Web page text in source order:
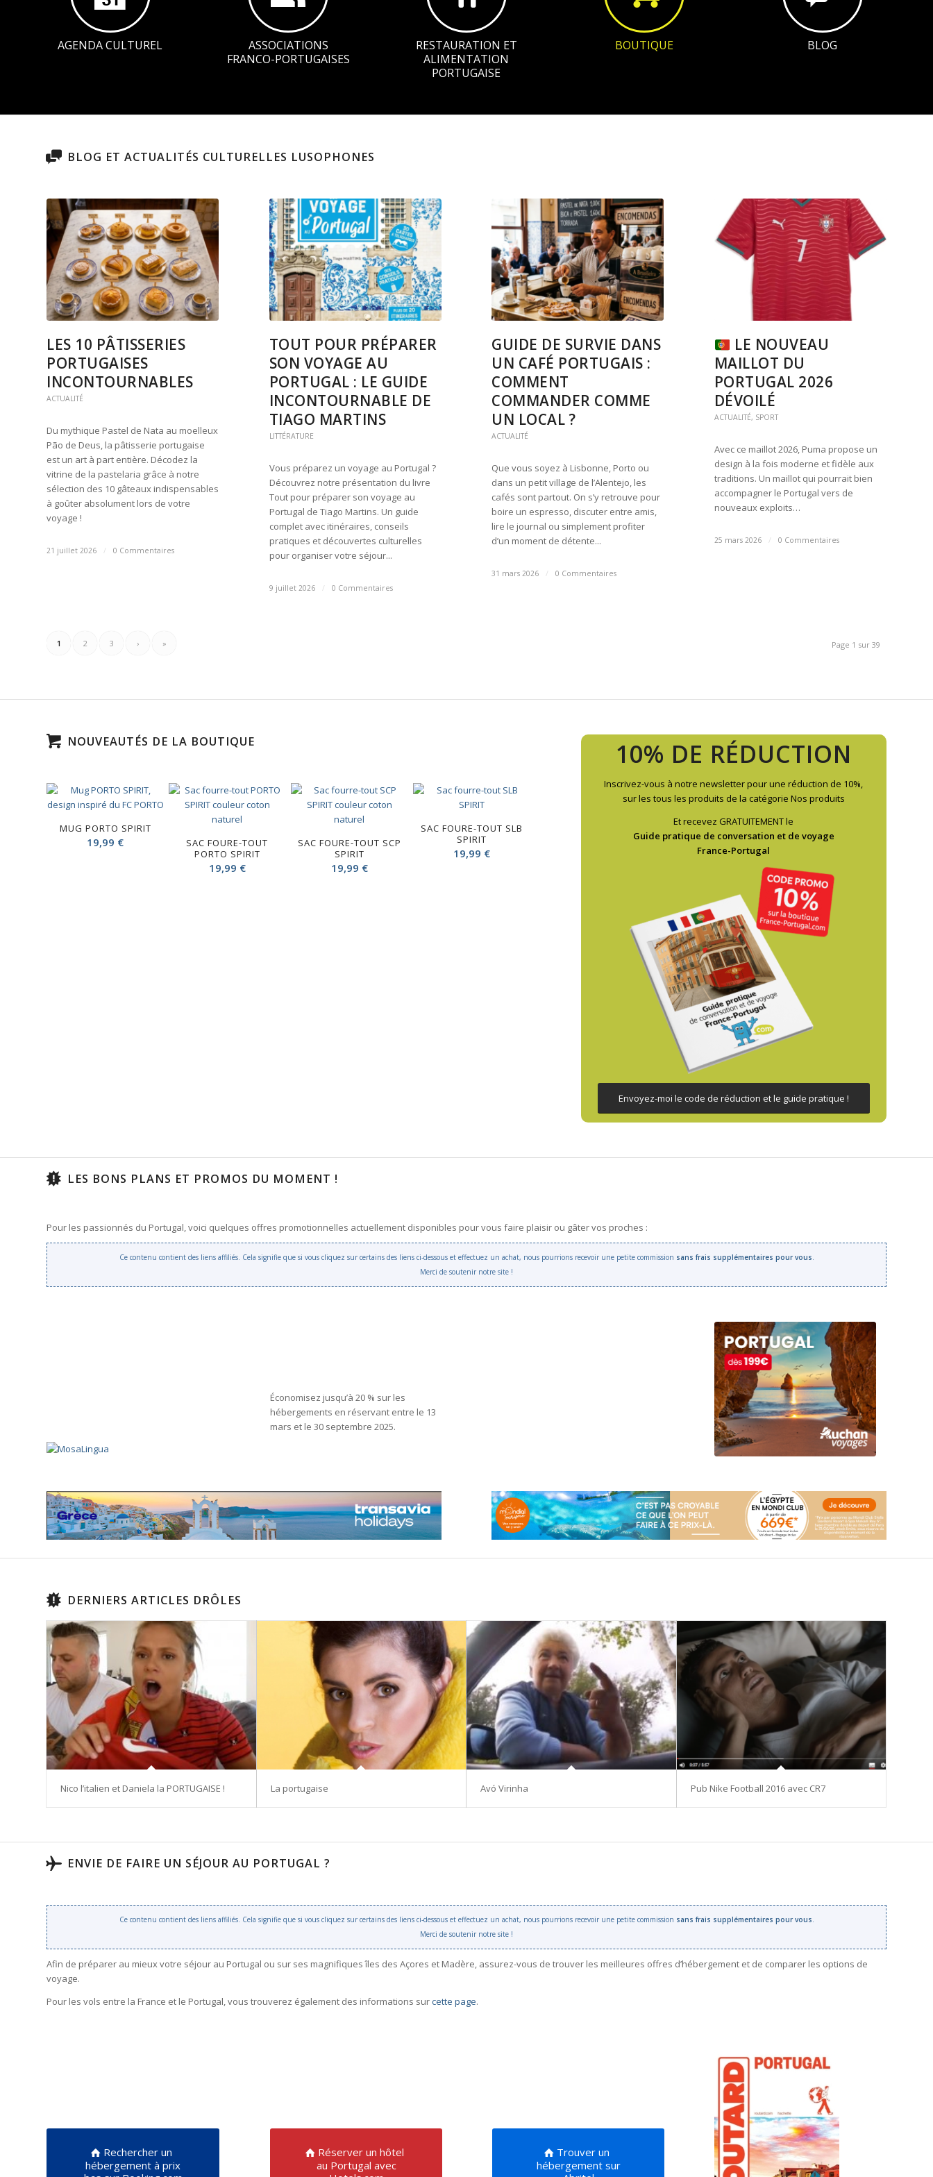
AGENDA CULTUREL
ASSOCIATIONS
FRANCO-PORTUGAISES
RESTAURATION ET
ALIMENTATION
PORTUGAISE
BOUTIQUE BLOG
BLOG ET ACTUALITÉS CULTURELLES LUSOPHONES
LES 10 PÂTISSERIES
PORTUGAISES
INCONTOURNABLES
ACTUALITÉ
Du mythique Pastel de Nata au moelleux
Pão de Deus, la pâtisserie portugaise
est un art à part entière. Décodez la
vitrine de la pastelaria grâce à notre
sélection des 10 gâteaux indispensables
à goûter absolument lors de votre
voyage !
21 juillet 2026 / 0 Commentaires
TOUT POUR PRÉPARER
SON VOYAGE AU
PORTUGAL : LE GUIDE
INCONTOURNABLE DE
TIAGO MARTINS
LITTÉRATURE
Vous préparez un voyage au Portugal ?
Découvrez notre présentation du livre
Tout pour préparer son voyage au
Portugal de Tiago Martins. Un guide
complet avec itinéraires, conseils
pratiques et découvertes culturelles
pour organiser votre séjour...
9 juillet 2026 / 0 Commentaires
GUIDE DE SURVIE DANS
UN CAFÉ PORTUGAIS :
COMMENT
COMMANDER COMME
UN LOCAL ?
ACTUALITÉ
Que vous soyez à Lisbonne, Porto ou
dans un petit village de l’Alentejo, les
cafés sont partout. On s’y retrouve pour
boire un espresso, discuter entre amis,
lire le journal ou simplement profiter
d’un moment de détente...
31 mars 2026 / 0 Commentaires
LE NOUVEAU
MAILLOT DU
PORTUGAL 2026
DÉVOILÉ
ACTUALITÉ, SPORT
Avec ce maillot 2026, Puma propose un
design à la fois moderne et fidèle aux
traditions. Un maillot qui pourrait bien
accompagner le Portugal vers de
nouveaux exploits…
25 mars 2026 / 0 Commentaires
Page 1 sur 39
1 2 3 › »
NOUVEAUTÉS DE LA BOUTIQUE
MUG PORTO SPIRIT
19,99 €
SAC FOURE-TOUT
PORTO SPIRIT
19,99 €
SAC FOURE-TOUT SCP
SPIRIT
19,99 €
SAC FOURE-TOUT SLB
SPIRIT
19,99 €
10% DE RÉDUCTION
Inscrivez-vous à notre newsletter pour une réduction de 10%,
sur les tous les produits de la catégorie Nos produits
Et recevez GRATUITEMENT le
Guide pratique de conversation et de voyage
France-Portugal
Envoyez-moi le code de réduction et le guide pratique !
LES BONS PLANS ET PROMOS DU MOMENT !
Pour les passionnés du Portugal, voici quelques offres promotionnelles actuellement disponibles pour vous faire plaisir ou gâter vos proches :
Ce contenu contient des liens affiliés. Cela signifie que si vous cliquez sur certains des liens ci-dessous et effectuez un achat, nous pourrions recevoir une petite commission sans frais supplémentaires pour vous
Merci de soutenir notre site !
Économisez jusqu’à 20 % sur les
hébergements en réservant entre le 13
mars et le 30 septembre 2025.
DERNIERS ARTICLES DRÔLES
Nico l’italien et Daniela la PORTUGAISE ! La portugaise Avó Virinha Pub Nike Football 2016 avec CR7
ENVIE DE FAIRE UN SÉJOUR AU PORTUGAL ?
Ce contenu contient des liens affiliés. Cela signifie que si vous cliquez sur certains des liens ci-dessous et effectuez un achat, nous pourrions recevoir une petite commission sans frais supplémentaires pour vous.
Merci de soutenir notre site !
Afin de préparer au mieux votre séjour au Portugal ou sur ses magnifiques îles des Açores et Madère, assurez-vous de trouver les meilleures offres d’hébergement et de comparer les options de
voyage.
Pour les vols entre la France et le Portugal, vous trouverez également des informations surcette page.
Rechercher un
hébergement à prix
Réserver un hôtel
au Portugal avec
Trouver un
hébergement sur